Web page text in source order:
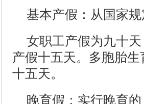
基本产假：从国家规
女职工产假为九十
产假十五天。多胞胎
十五天。
晚育假：实行晚育